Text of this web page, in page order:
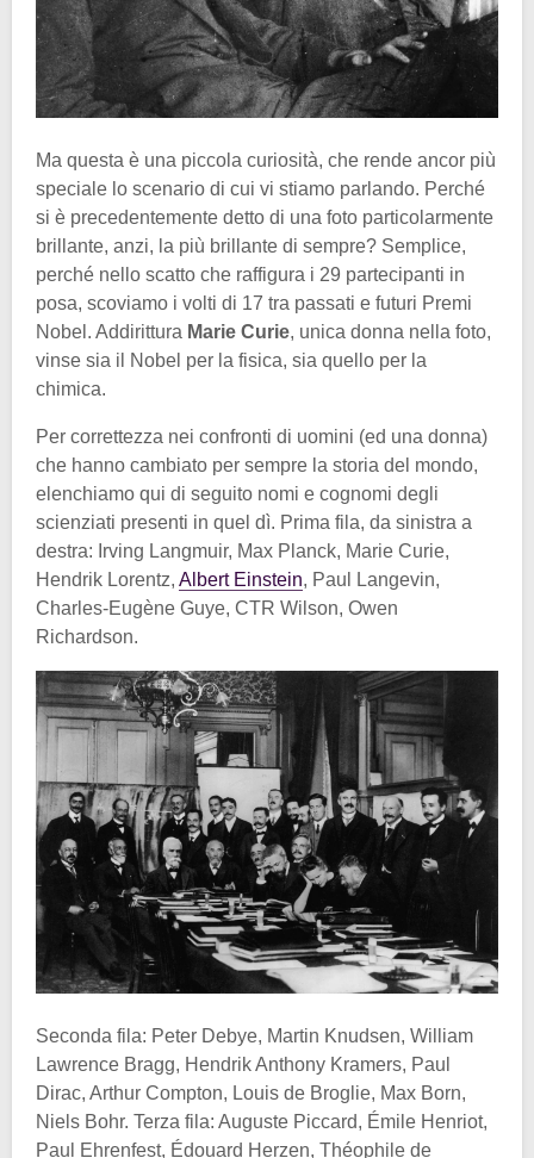
Ma questa è una piccola curiosità, che rende ancor più
speciale lo scenario di cui vi stiamo parlando. Perché
si è precedentemente detto di una foto particolarmente
brillante, anzi, la più brillante di sempre? Semplice,
perché nello scatto che raffigura i 29 partecipanti in
posa, scoviamo i volti di 17 tra passati e futuri Premi
Nobel. Addirittura Marie Curie, unica donna nella foto,
vinse sia il Nobel per la fisica, sia quello per la
chimica.
Per correttezza nei confronti di uomini (ed una donna)
che hanno cambiato per sempre la storia del mondo,
elenchiamo qui di seguito nomi e cognomi degli
scienziati presenti in quel dì. Prima fila, da sinistra a
destra: Irving Langmuir, Max Planck, Marie Curie,
Hendrik Lorentz, Albert Einstein, Paul Langevin,
Charles-Eugène Guye, CTR Wilson, Owen
Richardson.
Seconda fila: Peter Debye, Martin Knudsen, William
Lawrence Bragg, Hendrik Anthony Kramers, Paul
Dirac, Arthur Compton, Louis de Broglie, Max Born,
Niels Bohr. Terza fila: Auguste Piccard, Émile Henriot,
Paul Ehrenfest, Édouard Herzen, Théophile de